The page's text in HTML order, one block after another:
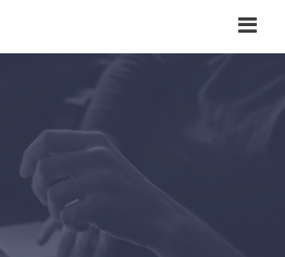
reviews
bij jou in de buurt?
Offerte
beginners +
+